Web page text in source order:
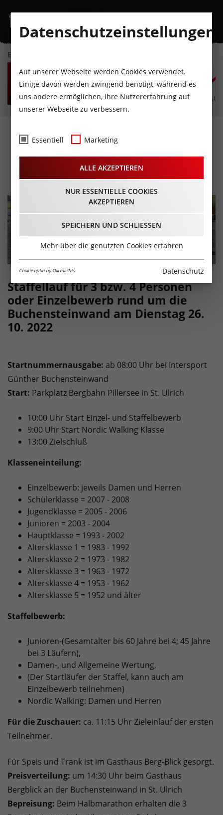
EVENTKALENDER
FR
7
AUGUST
SA
8
AUGUST
SO
9
AUGUST
MO
10
AUGUST
DI
11
AUGUST
Pillerseetal Halbmarathon
Crosslauf
26.10.2022 - Beginn 08:00 Uhr
Staffellauf für 3 bzw. 4 Personen
oder Einzelbewerb rund um die
Buchensteinwand am Dienstag 26.
10. 2022
Startnummernausgabe: ab 08:00 Uhr bei Intersport
Günther Buchensteinwand
Start: Parkplatz Bergbahn Pillersee in St. Ulrich
10:00 Uhr Start Einzel- und Staffelbewerb
9:00 Uhr Start Nordic Walking Klasse
13:00 Zielschluß
Klasseneinteilung:
Einzelbewerb: jeweils Damen und Herren
Schülerklasse = 2007 - 2008
Jugendklasse = 2005 - 2006
Junioren = 2003 - 2004
Hauptklasse = 1993 - 2002
Altersklasse 1 = 1983 - 1992
Altersklasse 2 = 1973 - 1982
Altersklasse 3 = 1963 - 1972
Altersklasse 4 = 1953 - 1962
Altersklasse 5 = 1952 und älter
Staffelbewerb:
Junioren-(Gesamtalter bis 60 Jahre bei 4; 45 Jahre
bei 3 Läufern),
Damen-, und Allgemeine Wertung,
(Der Startläufer der Staffel, kann auch am
Einzelbewerb teilnehmen)
Nordic Walking: Damen und Herren
Für die Zuschauer: ca. 11:15 Uhr Zieleinlauf der ersten
Teilnehmer.
Für Speis und Trank ist im Gasthaus Berg-Blick gesorgt.
Preisverteilung: um 14:30 Uhr beim Gasthaus
Bergblick an der Buchensteinwand in St. Ulrich
Bepreisung: Beim Halbmarathon erhalten die 3
Datenschutzeinstellungen
Auf unserer Webseite werden Cookies verwendet.
Einige davon werden zwingend benötigt, während es
uns andere ermöglichen, Ihre Nutzererfahrung auf
unserer Webseite zu verbessern.
Essentiell Marketing
ALLE AKZEPTIEREN
NUR ESSENTIELLE COOKIES
AKZEPTIEREN
SPEICHERN UND SCHLIESSEN
Mehr über die genutzten Cookies erfahren
Cookie optin by Olli machts Datenschutz